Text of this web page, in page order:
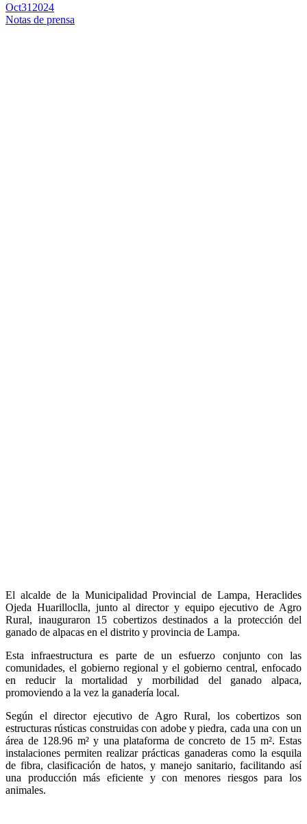
Oct31 2024
Notas de prensa
El alcalde de la Municipalidad Provincial de Lampa, Heraclides
Ojeda Huarilloclla, junto al director y equipo ejecutivo de Agro
Rural, inauguraron 15 cobertizos destinados a la protección del
ganado de alpacas en el distrito y provincia de Lampa.
Esta infraestructura es parte de un esfuerzo conjunto con las
comunidades, el gobierno regional y el gobierno central, enfocado
en reducir la mortalidad y morbilidad del ganado alpaca,
promoviendo a la vez la ganadería local.
Según el director ejecutivo de Agro Rural, los cobertizos son
estructuras rústicas construidas con adobe y piedra, cada una con un
área de 128.96 m² y una plataforma de concreto de 15 m². Estas
instalaciones permiten realizar prácticas ganaderas como la esquila
de fibra, clasificación de hatos, y manejo sanitario, facilitando así
una producción más eficiente y con menores riesgos para los
animales.